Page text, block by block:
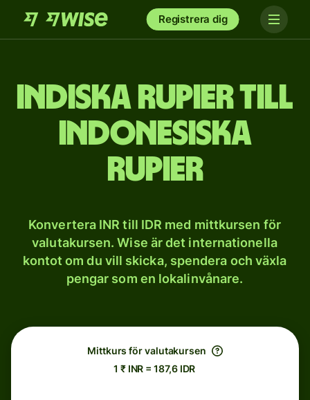
Registrera dig
Indiska rupier till
indonesiska
rupier
Konvertera INR till IDR med mittkursen för
valutakursen. Wise är det internationella
kontot om du vill skicka, spendera och växla
pengar som en lokalinvånare.
Mittkurs för valutakursen
1 ₹ INR = 187,6 IDR